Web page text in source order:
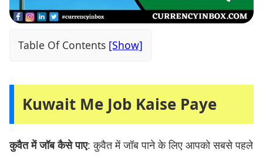
Table Of Contents
Kuwait Me Job Kaise Paye
कुवैत में जॉब कैसे पाए: कुवैत में जॉब पाने के लिए आपको सबसे पहले